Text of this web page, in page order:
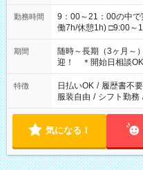
勤務時間
9：00～21：00の中で実働7ｈ～ ＜シフト
働7h/休憩1h) □9:00～
働8h/休憩1h) □11:00
働7h/休憩1h) □12:00～21:00(
る時間帯！
期間
随時～長期（3ヶ月
迎！ ＊開始日相談OK
特徴 日払いOK / 履歴書不要
服装自由 / シフト勤務
気になる！